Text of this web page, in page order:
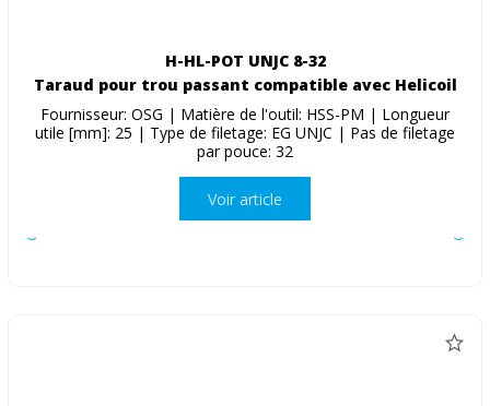
H-HL-POT UNJC 8-32
Taraud pour trou passant compatible avec Helicoil
Fournisseur: OSG | Matière de l'outil: HSS-PM | Longueur
utile [mm]: 25 | Type de filetage: EG UNJC | Pas de filetage
par pouce: 32
Voir article